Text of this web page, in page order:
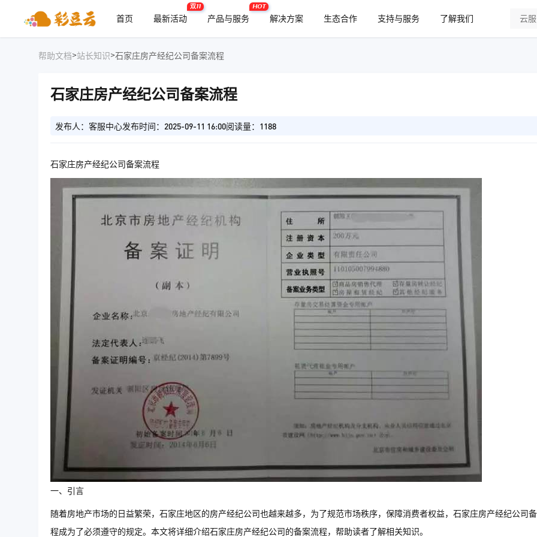
首页 最新活动
双11
产品与服务
HOT
解决方案 生态合作 支持与服务 了解我们
帮助文档>站长知识>石家庄房产经纪公司备案流程
石家庄房产经纪公司备案流程
发布人：客服中心发布时间：2025-09-11 16:00阅读量：1188
石家庄房产经纪公司备案流程
一、引言
随着房地产市场的日益繁荣，石家庄地区的房产经纪公司也越来越多，为了规范市场秩序，保障消费者权益，石家庄房产经纪公司
程成为了必须遵守的规定。本文将详细介绍石家庄房产经纪公司的备案流程，帮助读者了解相关知识。